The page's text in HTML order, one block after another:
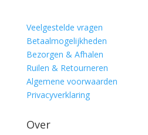
Veelgestelde vragen
Betaalmogelijkheden
Bezorgen & Afhalen
Ruilen & Retourneren
Algemene voorwaarden
Privacyverklaring
Over